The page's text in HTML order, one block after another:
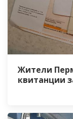
Жители
квитанции